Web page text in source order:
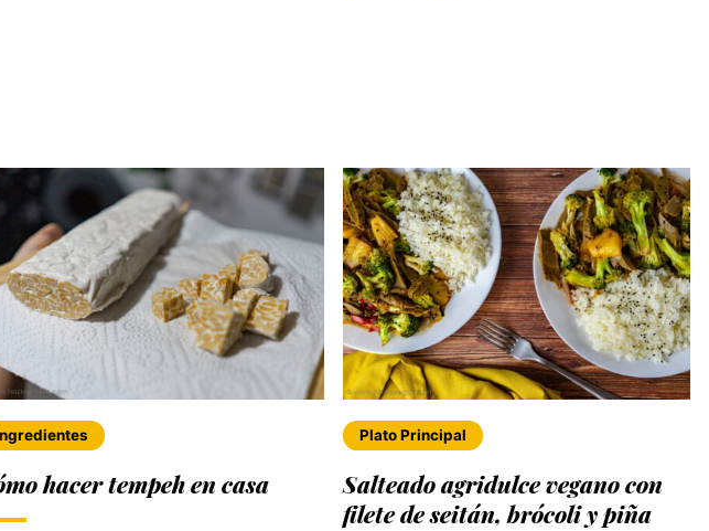
hacer tempeh en casa
Plato Principal
Salteado agridulce vegano con
filete de seitán, brócoli y piña